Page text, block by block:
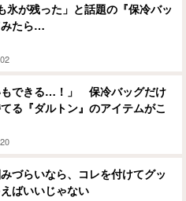
氷が残った」と話題の『保冷バッ
たら…
もできる…！」 保冷バッグだけ
る『ダルトン』のアイテムがこ
づらいなら、コレを付けてグッ
ばいいじゃない